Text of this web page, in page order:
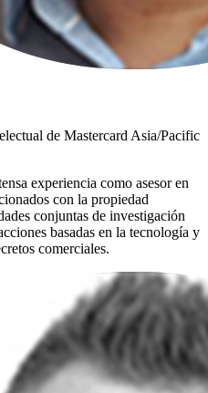
de Mastercard Asia/Pacific
experiencia como asesor en
con la propiedad
conjuntas de investigación
basadas en la tecnología y
comerciales.